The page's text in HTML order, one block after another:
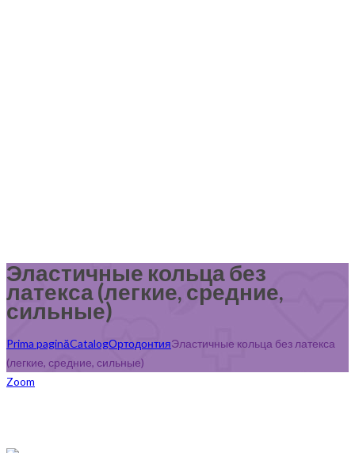
Эластичные кольца без
латекса (легкие, средние,
сильные)
Prima paginăCatalogОртодонтияЭластичные кольца без латекса
(легкие, средние, сильные)
Zoom